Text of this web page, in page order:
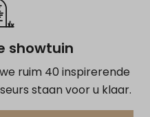
showtuin
ruim 40 inspirerende
staan voor u klaar.